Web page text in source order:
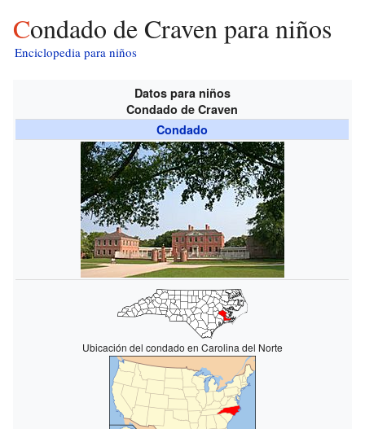
Condado de Craven para niños
Enciclopedia para niños
Datos para niños
Condado de Craven
Condado
Ubicación del condado en Carolina del Norte